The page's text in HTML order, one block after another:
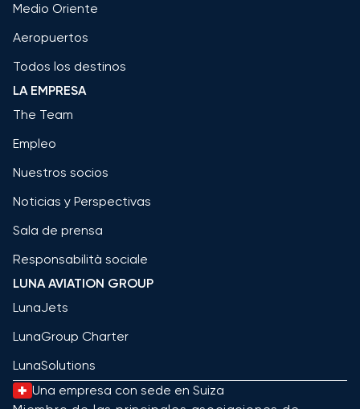
Medio Oriente
Aeropuertos
Todos los destinos
LA EMPRESA
The Team
Empleo
Nuestros socios
Noticias y Perspectivas
Sala de prensa
Responsabilità sociale
LUNA AVIATION GROUP
LunaJets
LunaGroup Charter
LunaSolutions
Una empresa con sede en Suiza